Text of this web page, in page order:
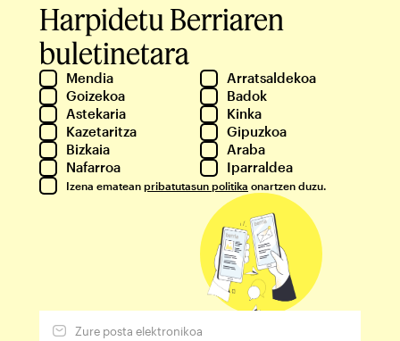
Harpidetu Berriaren
buletinetara
Mendia
Arratsaldekoa
Goizekoa
Badok
Astekaria
Kinka
Kazetaritza
Gipuzkoa
Bizkaia
Araba
Nafarroa
Iparraldea
Izena ematean pribatutasun politika onartzen duzu.